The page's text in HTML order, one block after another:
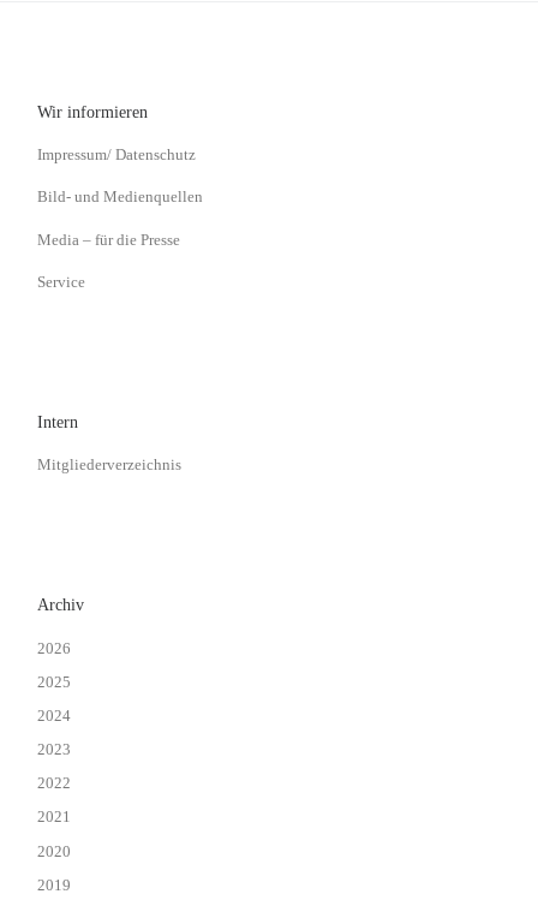
Wir informieren
Impressum/ Datenschutz
Bild- und Medienquellen
Media – für die Presse
Service
Intern
Mitgliederverzeichnis
Archiv
2026
2025
2024
2023
2022
2021
2020
2019